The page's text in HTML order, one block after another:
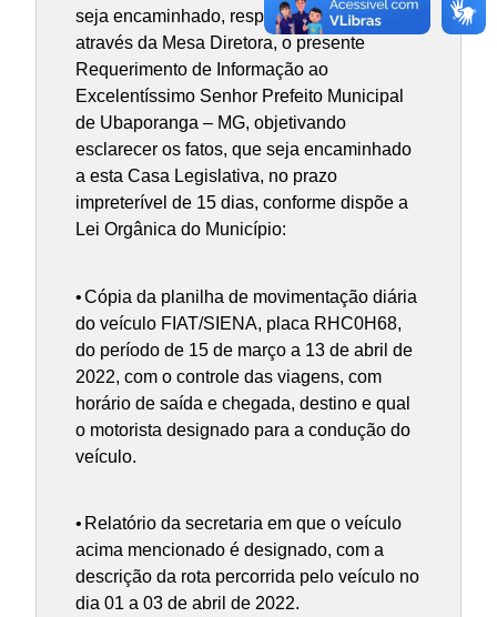
seja encaminhado, respeitosamente,
através da Mesa Diretora, o presente
Requerimento de Informação ao
Excelentíssimo Senhor Prefeito Municipal
de Ubaporanga – MG, objetivando
esclarecer os fatos, que seja encaminhado
a esta Casa Legislativa, no prazo
impreterível de 15 dias, conforme dispõe a
Lei Orgânica do Município:
•Cópia da planilha de movimentação diária
do veículo FIAT/SIENA, placa RHC0H68,
do período de 15 de março a 13 de abril de
2022, com o controle das viagens, com
horário de saída e chegada, destino e qual
o motorista designado para a condução do
veículo.
• Relatório da secretaria em que o veículo
acima mencionado é designado, com a
descrição da rota percorrida pelo veículo no
dia 01 a 03 de abril de 2022.